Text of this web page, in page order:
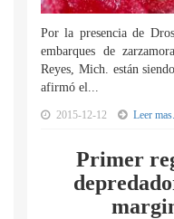
Por la presencia de
embarques de
Reyes, Mich. están
afirmó el...
2015-12-12 Leer
Primer